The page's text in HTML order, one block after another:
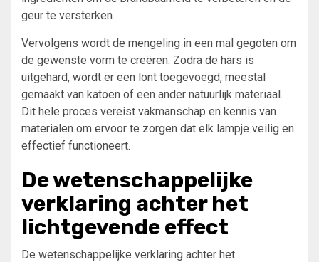
geur te versterken.
Vervolgens wordt de mengeling in een mal gegoten om
de gewenste vorm te creëren. Zodra de hars is
uitgehard, wordt er een lont toegevoegd, meestal
gemaakt van katoen of een ander natuurlijk materiaal.
Dit hele proces vereist vakmanschap en kennis van
materialen om ervoor te zorgen dat elk lampje veilig en
effectief functioneert.
De wetenschappelijke
verklaring achter het
lichtgevende effect
De wetenschappelijke verklaring achter het